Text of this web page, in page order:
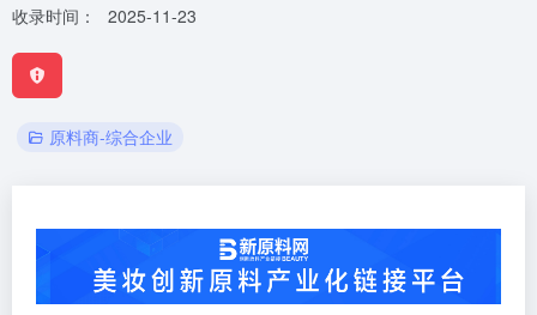
收录时间： 2025-11-23
原料商-综合企业